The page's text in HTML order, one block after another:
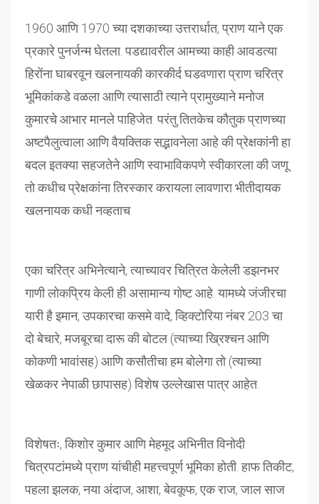
1960 आणि 1970 च्या दशकाच्या उत्तरार्धात, प्राण याने एक
प्रकारे पुनर्जन्म घेतला. पडद्यावरील आमच्या काही आवडत्या
हिरोंना घाबरवून खलनायकी कारकीर्द घडवणारा प्राण चरित्र
भूमिकांकडे वळला आणि त्यासाठी त्याने प्रामुख्याने मनोज
कुमारचे आभार मानले पाहिजेत. परंतु तितकेच कौतुक प्राणच्या
अष्टपैलुत्वाला आणि वैयक्तिक सद्भावनेला आहे की प्रेक्षकांनी हा
बदल इतक्या सहजतेने आणि स्वाभाविकपणे स्वीकारला की जणू
तो कधीच प्रेक्षकांना तिरस्कार करायला लावणारा भीतीदायक
खलनायक कधी नव्हताच.
एका चरित्र अभिनेत्याने, त्याच्यावर चित्रित केलेली डझनभर
गाणी लोकप्रिय केली ही असामान्य गोष्ट आहे. यामध्ये जंजीरचा
यारी है इमान, उपकारचा कसमे वादे, व्हिक्टोरिया नंबर 203 चा
दो बेचारे, मजबूरचा दारू की बोटल (त्याच्या ख्रिश्चन आणि
कोकणी भावांसह) आणि कसौतीचा हम बोलेगा तो (त्याच्या
खेळकर नेपाळी छापासह) विशेष उल्लेखास पात्र आहेत.
विशेषतः, किशोर कुमार आणि मेहमूद अभिनीत विनोदी
चित्रपटांमध्ये प्राण यांचीही महत्त्वपूर्ण भूमिका होती. हाफ तिकीट,
पहला झलक, नया अंदाज, आशा, बेवकूफ, एक राज, जाल साज